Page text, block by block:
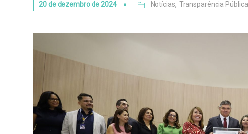
20 de dezembro de 2024 Notícias, Transparência Pública